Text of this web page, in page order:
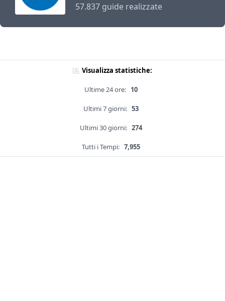
57.837 guide realizzate
Visualizza statistiche:
Ultime 24 ore: 10
Ultimi 7 giorni: 53
Ultimi 30 giorni: 274
Tutti i Tempi: 7,955